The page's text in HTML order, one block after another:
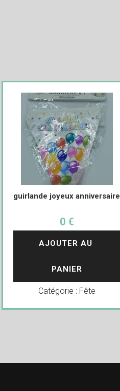
guirlande joyeux anniversaire
0 €
AJOUTER AU
PANIER
Catégorie : Fête